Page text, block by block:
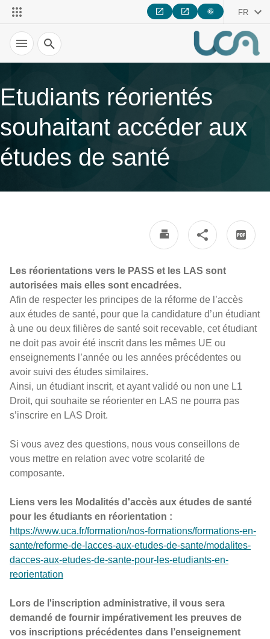
FR
Recherche
Etudiants réorientés
souhaitant accéder aux
études de santé
Les réorientations vers le PASS et les LAS sont
autorisées mais elles sont encadrées.
Afin de respecter les principes de la réforme de l’accès
aux études de santé, pour que la candidature d’un étudiant
à une ou deux filières de santé soit recevable, cet étudiant
ne doit pas avoir été inscrit dans les mêmes UE ou
enseignements l’année ou les années précédentes ou
avoir suivi des études similaires.
Ainsi, un étudiant inscrit, et ayant validé ou non une L1
Droit, qui souhaite se réorienter en LAS ne pourra pas
s’inscrire en LAS Droit.
Si vous avez des questions, nous vous conseillons de
vous mettre en relation avec votre scolarité de
composante.
Liens vers les Modalités d'accès aux études de santé
pour les étudiants en réorientation :
https://www.uca.fr/formation/nos-formations/formations-en-
sante/reforme-de-lacces-aux-etudes-de-sante/modalites-
dacces-aux-etudes-de-sante-pour-les-etudiants-en-
reorientation
Lors de l'inscription administrative, il vous sera
demandé de fournir impérativement les preuves de
vos inscriptions précédentes dans l’enseignement